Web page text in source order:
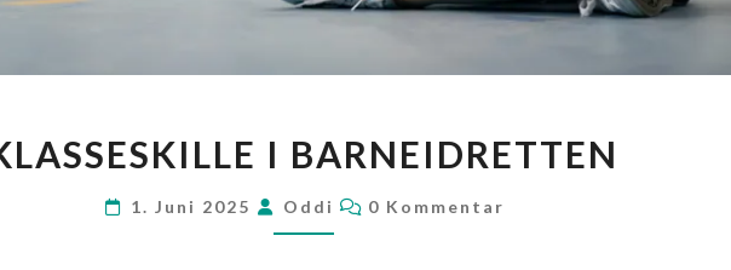
I
BARNEIDRETTEN
I BARNEIDRETTEN
1. Juni 2025 Oddi KOMMENTARER
0 Kommentar